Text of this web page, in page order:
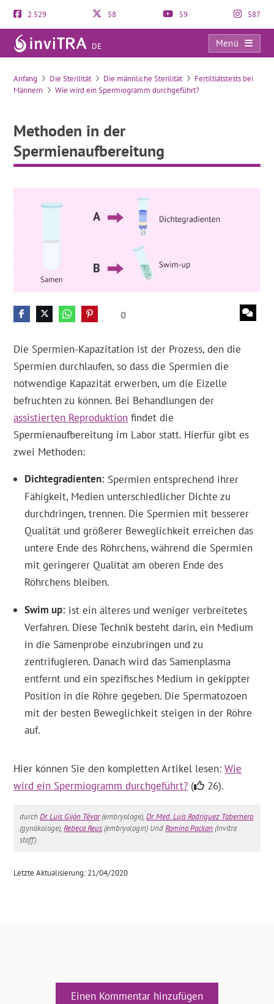
2.529 58 59 587
DE
Menü
Methoden in der Spermienaufbereitung
Anfang Die Sterilität Die männliche Sterilität
Fertiltiätstests bei
Männern
Wie wird ein Spermiogramm durchgeführt?
Methoden in der
Spermienaufbereitung
0
Die Spermien-Kapazitation ist der Prozess, den die
Spermien durchlaufen, so dass die Spermien die
notwendige Kapazität erwerben, um die Eizelle
befruchten zu können. Bei Behandlungen der
assistierten Reproduktion findet die
Spermienaufbereitung im Labor statt. Hierfür gibt es
zwei Methoden:
Dichtegradienten Spermien entsprechend ihrer
Fähigkeit, Medien unterschiedlicher Dichte zu
durchdringen, trennen. Die Spermien mit besserer
Qualität und größerer Beweglichkeit erreichen das
untere Ende des Röhrchens, während die Spermien
mit geringerer Qualität am oberen Ende des
Röhrchens bleiben.
Swim up ist ein älteres und weniger verbreitetes
Verfahren. Diese Technik besteht darin, ein Medium
in die Samenprobe einzubringen und zu
zentrifugieren. Danach wird das Samenplasma
entfernt und ein spezifisches Medium in gekippter
Position in die Röhre gegeben. Die Spermatozoen
mit der besten Beweglichkeit steigen in der Röhre
auf.
Hier können Sie den kompletten Artikel lesen:Wie
wird ein Spermiogramm durchgeführt? ( 26).
durchDr. Luis Gijón Tévar(embryologe),Dr. Med. Luis Rodriguez Tabernero
(gynäkologe),Rebeca Reus(embryologin) UndRomina Packan(invitra
staff).
Letzte Aktualisierung: 21/04/2020
Einen Kommentar hinzufügen